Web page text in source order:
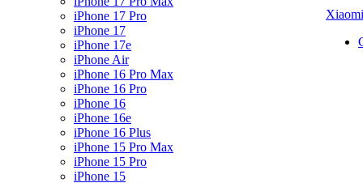
iPhone 17 Pro
iPhone 17
iPhone 17e
iPhone Air
iPhone 16 Pro Max
iPhone 16 Pro
iPhone 16
iPhone 16e
iPhone 16 Plus
iPhone 15 Pro Max
iPhone 15 Pro
iPhone 15
Xiaomi